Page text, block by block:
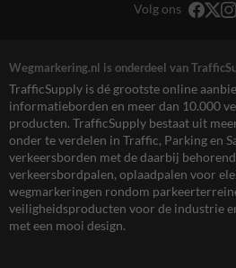
Volg ons
Wegmarkering.nl is onderdeel van
TrafficSupply is dé grootste online
informatieborden en meer dan 10.000
producten. TrafficSupply bestaat uit
onder te verdelen in Traffic, Parking en
verkeersborden met de daarbij
verkeersbordpalen, oplaadpalen voor
wegmarkeringen rondom
veiligheidsproducten voor de industrie
met een mooi design.